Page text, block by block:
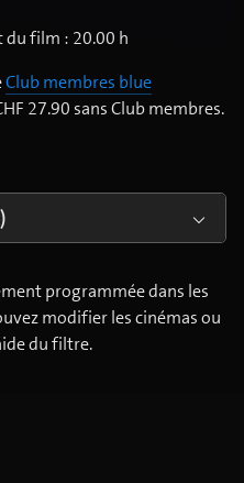
film : 20.00 h
Club membres blue
27.90 sans Club membres.
programmée dans les
modifier les cinémas ou
du filtre.